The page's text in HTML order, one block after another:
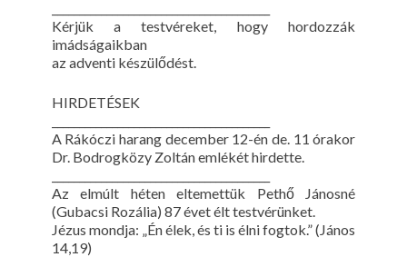
Kérjük a testvéreket, hogy hordozzák
imádságaikban
az adventi készülődést.
HIRDETÉSEK
A Rákóczi harang december 12-én de. 11 órakor
Dr. Bodrogközy Zoltán emlékét hirdette.
Az elmúlt héten eltemettük Pethő Jánosné
(Gubacsi Rozália) 87 évet élt testvérünket.
Jézus mondja: „Én élek, és ti is élni fogtok.” (János
14,19)